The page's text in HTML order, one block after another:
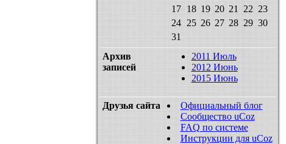
17 18 19 20 21 22 23
24 25 26 27 28 29 30
31
Архив
записей
2011 Июль
2012 Июнь
2015 Июнь
Друзья сайта
Официальный блог
Сообщество uCoz
FAQ по системе
Инструкции для uCoz